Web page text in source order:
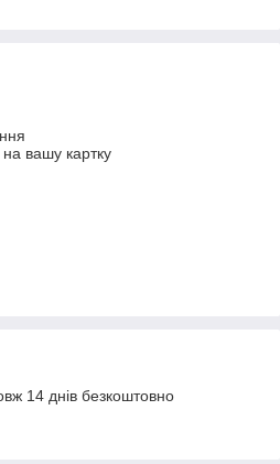
вашу картку
14 днів безкоштовно